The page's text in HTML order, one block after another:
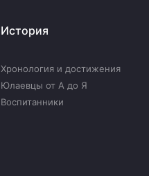
История
Хронология и достижения
Юлаевцы от А до Я
Воспитанники